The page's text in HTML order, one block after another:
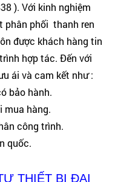
). Với kinh nghiệm
phân phối thanh ren
được khách hàng tin
hợp tác. Đến với
ái và cam kết như :
bảo hành.
hàng.
công trình.
quốc.
THIẾT BỊ ĐẠI